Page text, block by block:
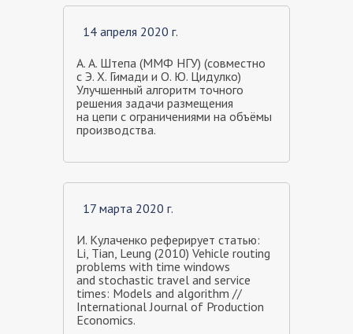
14 апреля 2020 г.
А. А. Штепа (ММФ НГУ) (совместно
с Э. Х. Гимади и О. Ю. Цидулко)
Улучшенный алгоритм точного
решения задачи размещения
на цепи с ограничениями на объёмы
производства.
17 марта 2020 г.
И. Кулаченко реферирует статью:
Li, Tian, Leung (2010) Vehicle routing
problems with time windows
and stochastic travel and service
times: Models and algorithm //
International Journal of Production
Economics.